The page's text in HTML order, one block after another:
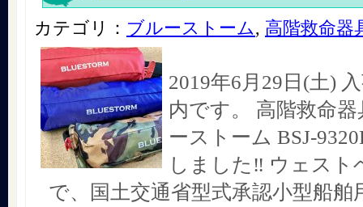
カテゴリ： ブルーストーム, 高階救命器
2019年6月29日(土)
内です。 高階救命
ーストーム BSJ-
しました‼︎ ウェスト
で、国土交通省型式承認小型船舶